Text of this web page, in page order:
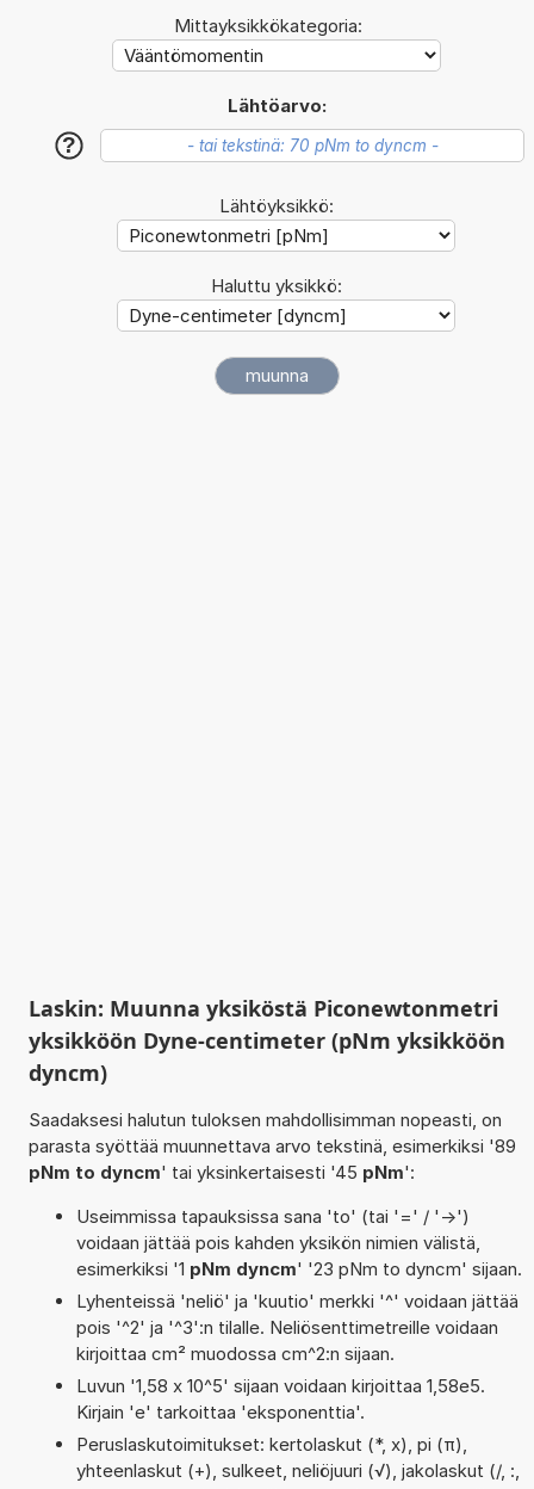
Mittayksikkökategoria:
Lähtöarvo:
?
Lähtöyksikkö:
Haluttu yksikkö:
Laskin: Muunna yksiköstä Piconewtonmetri
yksikköön Dyne-centimeter (pNm yksikköön
dyncm)
Saadaksesi halutun tuloksen mahdollisimman nopeasti, on
parasta syöttää muunnettava arvo tekstinä, esimerkiksi '89
pNm to dyncm' tai yksinkertaisesti '45 pNm':
Useimmissa tapauksissa sana 'to' (tai '=' / '->')
voidaan jättää pois kahden yksikön nimien välistä,
esimerkiksi '1 pNm dyncm' '23 pNm to dyncm' sijaan.
Lyhenteissä 'neliö' ja 'kuutio' merkki '^' voidaan jättää
pois '^2' ja '^3':n tilalle. Neliösenttimetreille voidaan
kirjoittaa cm² muodossa cm^2:n sijaan.
Luvun '1,58 x 10^5' sijaan voidaan kirjoittaa 1,58e5.
Kirjain 'e' tarkoittaa 'eksponenttia'.
Peruslaskutoimitukset: kertolaskut (*, x), pi (π),
yhteenlaskut (+), sulkeet, neliöjuuri (√), jakolaskut (/, :,